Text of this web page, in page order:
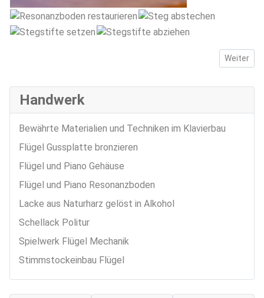
Nächster
Weiter
Handwerk
Bewährte Materialien und Techniken im Klavierbau
Flügel Gussplatte bronzieren
Flügel und Piano Gehäuse
Flügel und Piano Resonanzboden
Lacke aus Naturharz gelöst in Alkohol
Schellack Politur
Spielwerk Flügel Mechanik
Stimmstockeinbau Flügel